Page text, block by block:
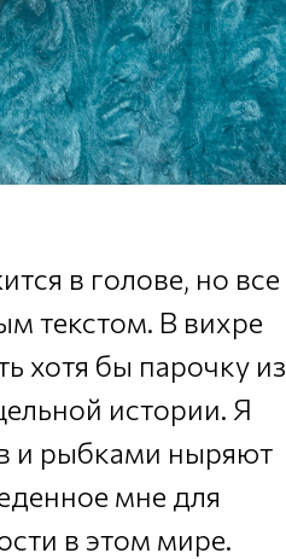
в голове, но все
текстом. В вихре
хотя бы парочку из
истории. Я
и рыбками ныряют
мне для
в этом мире.